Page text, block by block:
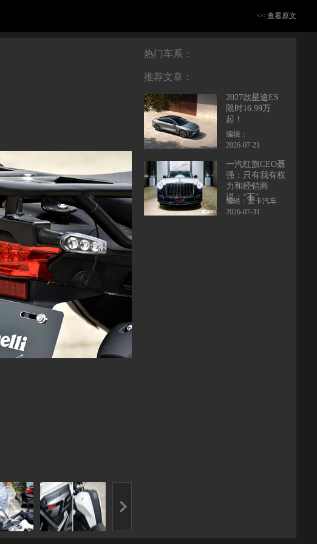
<< 查看原文
热门车系：
推荐文章：
2027款星途ES
限时16.99万
起！
编辑：
2026-07-21
一汽红旗CEO聂
强：只有我有权
力和经销商
说：“不”
编辑：爱卡汽车
2026-07-31